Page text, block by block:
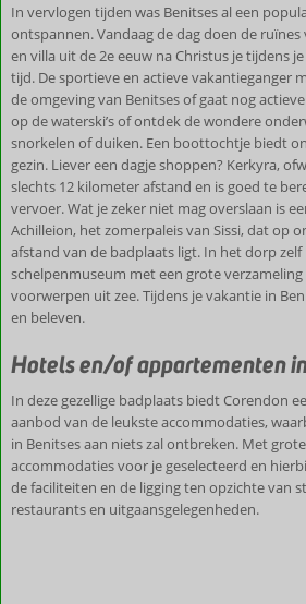
In vervlogen tijden was Benitses al een
ontspannen. Vandaag de dag doen de
en villa uit de 2e eeuw na Christus je tijdens
tijd. De sportieve en actieve vakantieganger
de omgeving van Benitses of gaat nog
op de waterski’s of ontdek de wondere
snorkelen of duiken. Een boottochtje biedt
gezin. Liever een dagje shoppen? Kerkyra,
slechts 12 kilometer afstand en is goed te
vervoer. Wat je zeker niet mag overslaan is
Achilleion, het zomerpaleis van Sissi, dat op
afstand van de badplaats ligt. In het dorp
schelpenmuseum met een grote
voorwerpen uit zee. Tijdens je vakantie in
en beleven.
Hotels en/of appartementen
In deze gezellige badplaats biedt Corendon
aanbod van de leukste accommodaties,
in Benitses aan niets zal ontbreken. Met
accommodaties voor je geselecteerd en
de faciliteiten en de ligging ten opzichte van
restaurants en uitgaansgelegenheden.